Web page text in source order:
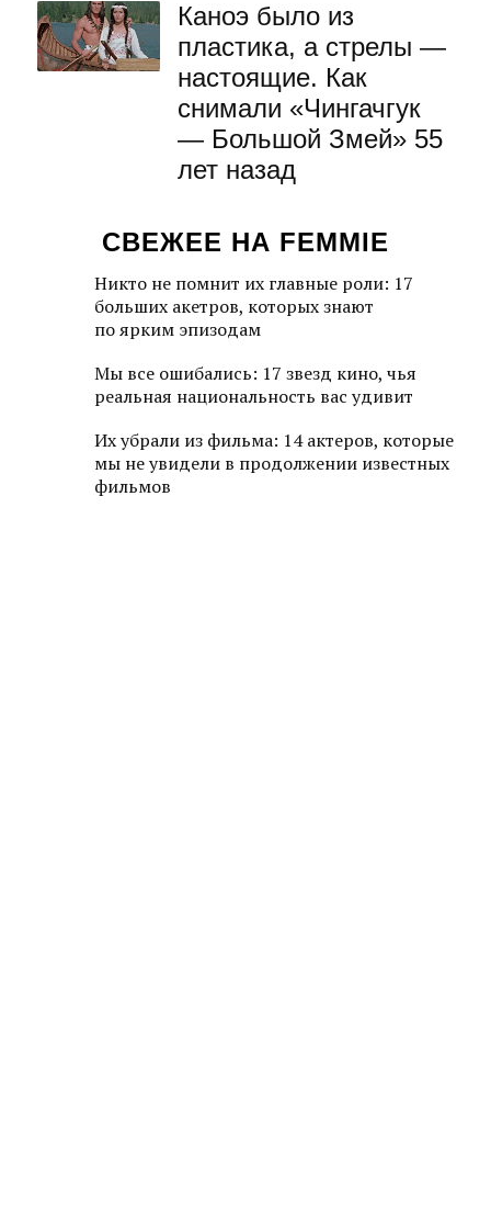
Каноэ было из
пластика, а стрелы —
настоящие. Как
снимали «Чингачгук
— Большой Змей» 55
лет назад
СВЕЖЕЕ НА FEMMIE
Никто не помнит их главные роли: 17
больших акетров, которых знают
по ярким эпизодам
Мы все ошибались: 17 звезд кино, чья
реальная национальность вас удивит
Их убрали из фильма: 14 актеров, которые
мы не увидели в продолжении известных
фильмов